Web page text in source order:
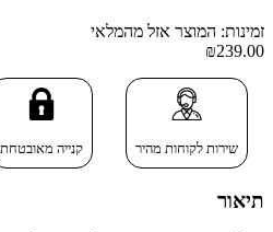
זמינות: המוצר אזל מהמלאי
₪239.00
שירות לקוחות מהיר קנייה מאובטחת
תיאור